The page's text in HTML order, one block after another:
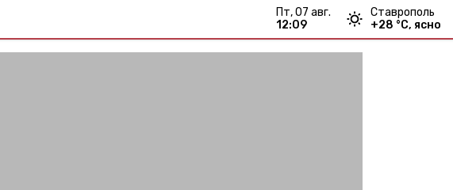
пт, 07 авг.
12:09
Ставрополь
+28 °С, ясно